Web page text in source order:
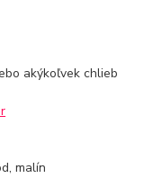
akýkoľvek chlieb
malín